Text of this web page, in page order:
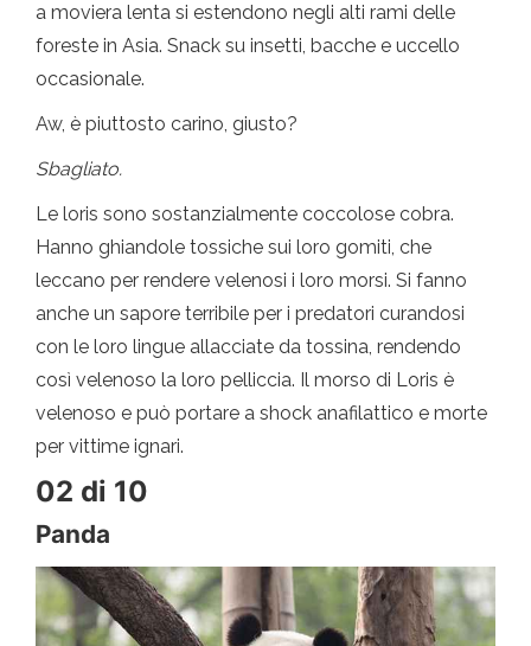
a moviera lenta si estendono negli alti rami delle
foreste in Asia. Snack su insetti, bacche e uccello
occasionale.
Aw, è piuttosto carino, giusto?
Sbagliato.
Le loris sono sostanzialmente coccolose cobra.
Hanno ghiandole tossiche sui loro gomiti, che
leccano per rendere velenosi i loro morsi. Si fanno
anche un sapore terribile per i predatori curandosi
con le loro lingue allacciate da tossina, rendendo
così velenoso la loro pelliccia. Il morso di Loris è
velenoso e può portare a shock anafilattico e morte
per vittime ignari.
02 di 10
Panda